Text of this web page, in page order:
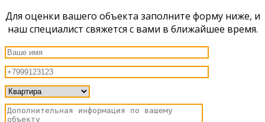
Для оценки вашего объекта заполните форму ниже, и
наш специалист свяжется с вами в ближайшее время.